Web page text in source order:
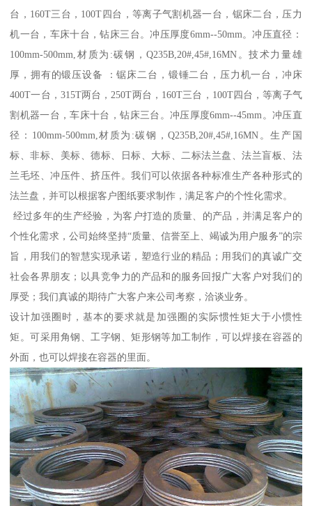
台，160T三台，100T四台，等离子气割机器一台，锯床二台，压力
机一台，车床十台，钻床三台。冲压厚度6mm--50mm。冲压直径：
100mm-500mm,材质为:碳钢，Q235B,20#,45#,16MN。技术力量雄
厚，拥有的锻压设备 ：锯床二台，锻锤二台，压力机一台，冲床
400T一台，315T两台，250T两台，160T三台，100T四台，等离子气
割机器一台，车床十台，钻床三台。冲压厚度6mm--45mm。冲压直
径：100mm-500mm,材质为:碳钢，Q235B,20#,45#,16MN。生产国
标、非标、美标、德标、日标、大标、二标法兰盘、法兰盲板、法
兰毛坯、冲压件、挤压件。我们可以依据各种标准生产各种形式的
法兰盘，并可以根据客户图纸要求制作，满足客户的个性化需求。
经过多年的生产经验，为客户打造的质量、的产品，并满足客户的
个性化需求，公司始终坚持“质量、信誉至上、竭诚为用户服务”的宗
旨，用我们的智慧实现承诺，塑造行业的精品；用我们的真诚广交
社会各界朋友；以具竞争力的产品和的服务回报广大客户对我们的
厚受；我们真诚的期待广大客户来公司考察，洽谈业务。
设计加强圈时，基本的要求就是加强圈的实际惯性矩大于小惯性
矩。可采用角钢、工字钢、矩形钢等加工制作，可以焊接在容器的
外面，也可以焊接在容器的里面。